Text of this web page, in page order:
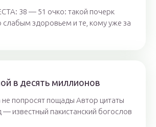
38 — 51 очко: такой почерк
здоровьем и те, кому уже за
в десять миллионов
не попросят пощады Автор цитаты
известный пакистанский богослов